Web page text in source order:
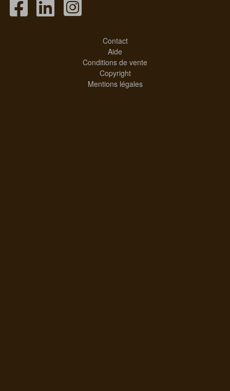
Contact
Aide
Conditions de vente
Copyright
Mentions légales